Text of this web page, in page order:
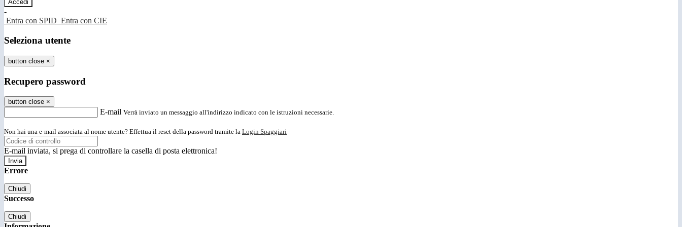
-
Entra con SPID Entra con CIE
Seleziona utente
button close ×
Recupero password
button close ×
E-mail Verrà inviato un messaggio all'indirizzo indicato con le istruzioni necessarie.
Non hai una e-mail associata al nome utente? Effettua il reset della password tramite la Login Spaggiari
E-mail inviata, si prega di controllare la casella di posta elettronica!
Errore
Chiudi
Successo
Chiudi